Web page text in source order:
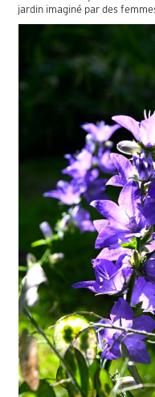
jardin imaginé par des